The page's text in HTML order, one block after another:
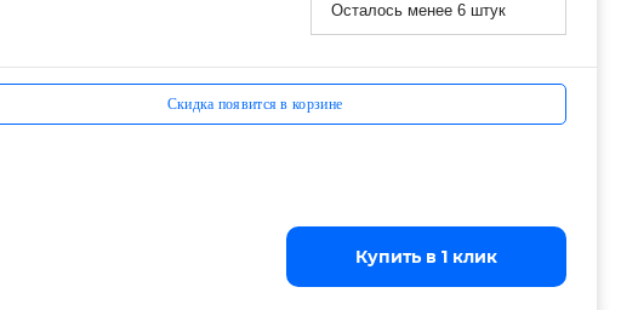
Осталось менее 6 штук
Скидка появится в корзине
Купить в 1 клик
Купить в 1 клик
Купить в 1 клик